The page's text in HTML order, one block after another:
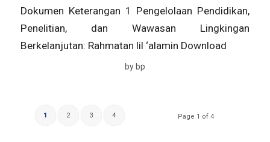
Dokumen Keterangan 1 Pengelolaan Pendidikan,
Penelitian, dan Wawasan Lingkingan
Berkelanjutan: Rahmatan lil ‘alamin Download
by bp
Page 1 of 4
1 2 3 4